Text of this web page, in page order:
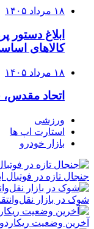
۱۸ مرداد ۱۴۰۵
کالاهای
۱۸ مرداد ۱۴۰۵
اتحاد
ورزشی
استارت اپ ها
بازار خودرو
جنجال تازه در فوتبال
شوک در بازار
آخرین وضعیت